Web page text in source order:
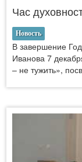
Час
Новость
В завершение
Иванова 7
– не тужить»,